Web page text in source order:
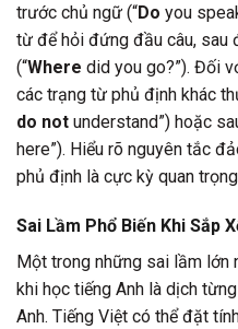
trước chủ ngữ (“Do you
từ để hỏi đứng đầu câu, sau
(“Where did you go?”). Đối
các trạng từ phủ định khác
do not understand”) hoặc
here”). Hiểu rõ nguyên tắc
phủ định là cực kỳ quan
Sai Lầm Phổ Biến Khi Sắp
Một trong những sai lầm lớn
khi học tiếng Anh là dịch
Anh. Tiếng Việt có thể đặt